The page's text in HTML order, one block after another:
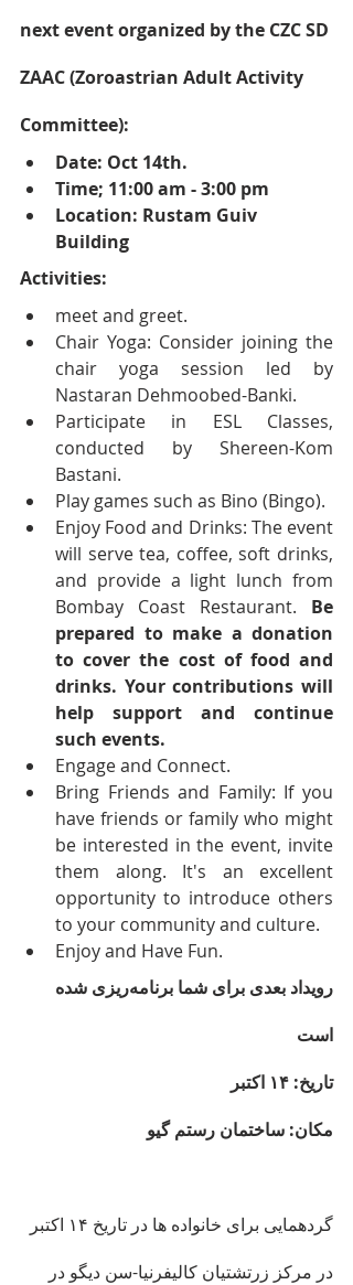
next event organized by the CZC SD
ZAAC (Zoroastrian Adult Activity
Committee):
Date: Oct 14th.
Time; 11:00 am - 3:00 pm
Location: Rustam Guiv
Building
Activities:
meet and greet.
Chair Yoga: Consider joining the
chair yoga session led by
Nastaran Dehmoobed-Banki.
Participate in ESL Classes,
conducted by Shereen-Kom
Bastani.
Play games such as Bino (Bingo).
Enjoy Food and Drinks: The event
will serve tea, coffee, soft drinks,
and provide a light lunch from
Bombay Coast Restaurant. Be
prepared to make a donation
to cover the cost of food and
drinks. Your contributions will
help support and continue
such events.
Engage and Connect.
Bring Friends and Family: If you
have friends or family who might
be interested in the event, invite
them along. It's an excellent
opportunity to introduce others
to your community and culture.
Enjoy and Have Fun.
رویداد بعدی برای شما برنامه‌ریزی شده
است
تاریخ: ۱۴ اکتبر
مکان: ساختمان رستم گیو
گردهمایی برای خانواده ها در تاریخ ۱۴ اکتبر
در مرکز زرتشتیان کالیفرنیا-سن دیگو در